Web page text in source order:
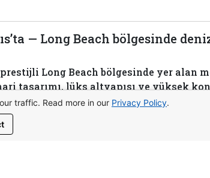
— Long Beach bölgesinde
prestijli Long Beach bölgesinde yer alan
tasarımı, lüks altyapısı ve yüksek
daireler, özel plaj kulübü, yüzme
alanlarıyla yaşam ve yatırım
traffic. Read more in our Privacy Policy.